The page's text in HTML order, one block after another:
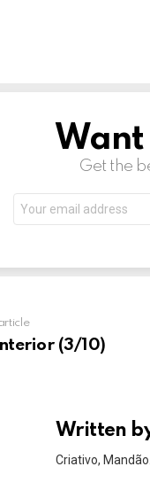
Want
Get the
address:
(3/10)
Written
Criativo,